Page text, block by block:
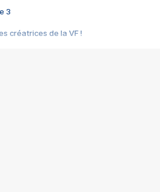
3
créatrices de la VF !